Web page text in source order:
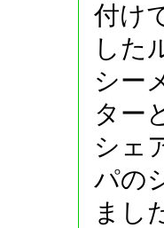
付け
した
シー
ター
シェ
パの
まし